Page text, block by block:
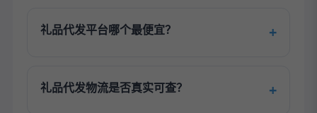
礼品代发平台哪个最便宜？
礼品代发物流是否真实可查？